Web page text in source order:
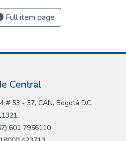
Full item page
Central
# 53 - 37, CAN, Bogotá D.C.
601 7956110